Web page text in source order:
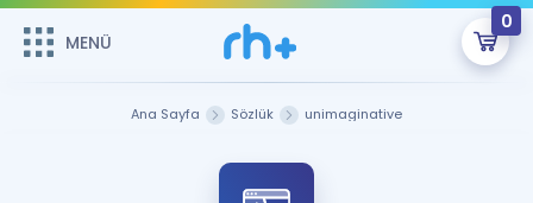
MENÜ
0
Sepetin Şu An Boş.
MENÜ
Ana Sayfa Sözlük unimaginative